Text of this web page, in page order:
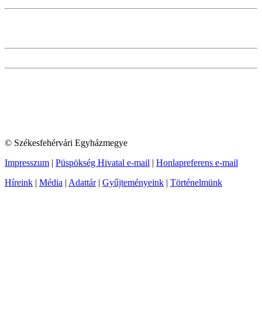
© Székesfehérvári Egyházmegye
Impresszum | Püspökség Hivatal e-mail | Honlapreferens e-mail
Híreink | Média | Adattár| Gyűjteményeink | Történelmünk